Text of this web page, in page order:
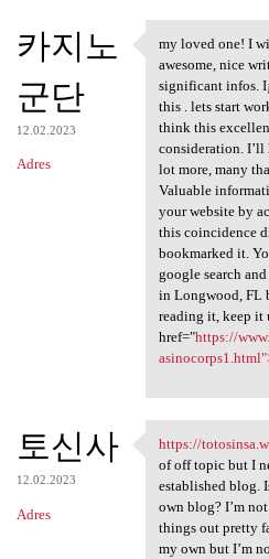
카지노
군단
12.02.2023
Adres
my loved one!
my loved one! I
awesome, nice
significant infos.
this . lets start
think this
consideration.
lot more, many
Valuable
your website by
this coincidence
bookmarked it.
google search
in Longwood, FL
reading it, keep it
href="https://
토신사
12.02.2023
Adres
https://
https://
of off topic but I
established blog.
own blog? I’m
things out pretty
my own but I’m